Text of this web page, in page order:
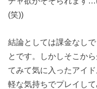
(笑))
結論としては課金なし
とです。しかしそこか
てみて気に入ったアイ
軽な気持ちでプレイし